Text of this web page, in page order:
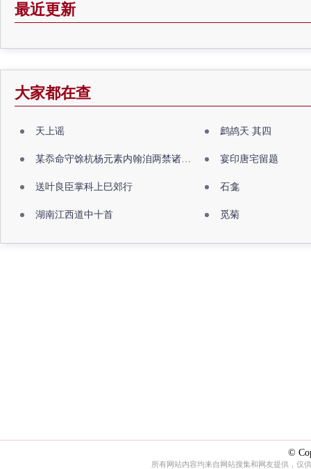
最近更新
大家都在查
天上谣 鹧鸪天 其四
某忝命守馀杭杨元素内翰洎两禁诸公出祖佛寺 宴印唐宅留题
送叶良臣掌科上巳郊行 石龛
湖南江西道中十首 觅菊
©
所有网站内容均来自网站搜集和网友提供，仅